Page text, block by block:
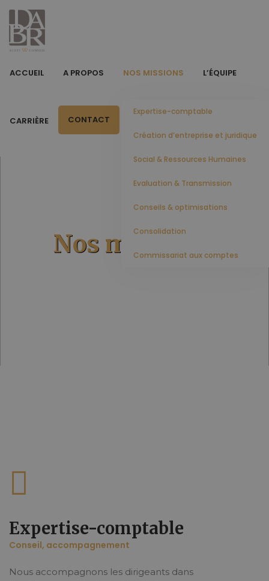
ACCUEIL A PROPOS NOS MISSIONS
Expertise-comptable
Création d’entreprise et juridique
Social & Ressources Humaines
Evaluation & Transmission
Conseils & optimisations
Consolidation
Commissariat aux comptes
L’ÉQUIPE
CARRIÈRE CONTACT
Nos missions
Expertise-comptable
Conseil, accompagnement
Nous accompagnons les dirigeants dans